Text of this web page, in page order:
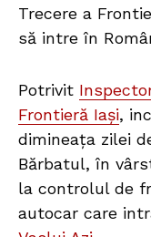
Trecere a
să intre în
Potrivit
Frontieră Iași,
dimineața zilei
Bărbatul, în
la controlul de
autocar care